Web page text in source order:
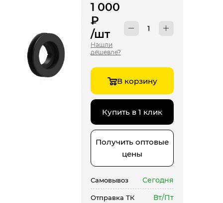
1 000
₽
/шт
Нашли
дешевле?
В корзину
Купить в 1 клик
Получить оптовые
цены
Самовывоз Сегодня
Отправка ТК Вт/Пт